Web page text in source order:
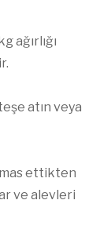
ağırlığı
atın veya
ettikten
ve alevleri